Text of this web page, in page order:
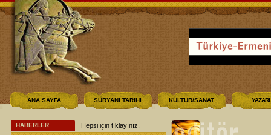
ANA SAYFA SÜRYANİ TARİHİ KÜLTÜR/SANAT
HABERLER Hepsi için tıklayınız